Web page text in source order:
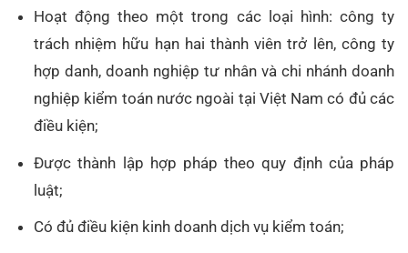
Hoạt động theo một trong các loại hình: công ty
trách nhiệm hữu hạn hai thành viên trở lên, công ty
hợp danh, doanh nghiệp tư nhân và chi nhánh doanh
nghiệp kiểm toán nước ngoài tại Việt Nam có đủ các
điều kiện;
Được thành lập hợp pháp theo quy định của pháp
luật;
Có đủ điều kiện kinh doanh dịch vụ kiểm toán;